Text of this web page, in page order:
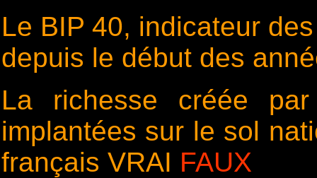
Le BIP 40, indicateur
depuis le début des
La richesse créée
implantées sur le sol
français VRAI FAUX